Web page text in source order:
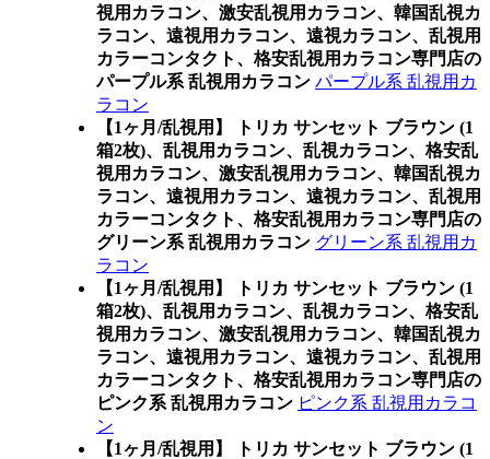
視用カラコン、激安乱視用カラコン、韓国乱視カ
ラコン、遠視用カラコン、遠視カラコン、乱視用
カラーコンタクト、格安乱視用カラコン専門店の
パープル系 乱視用カラコン パープル系 乱視用カ
ラコン
【1ヶ月/乱視用】 トリカ サンセット ブラウン (1
箱2枚)、乱視用カラコン、乱視カラコン、格安乱
視用カラコン、激安乱視用カラコン、韓国乱視カ
ラコン、遠視用カラコン、遠視カラコン、乱視用
カラーコンタクト、格安乱視用カラコン専門店の
グリーン系 乱視用カラコン グリーン系 乱視用カ
ラコン
【1ヶ月/乱視用】 トリカ サンセット ブラウン (1
箱2枚)、乱視用カラコン、乱視カラコン、格安乱
視用カラコン、激安乱視用カラコン、韓国乱視カ
ラコン、遠視用カラコン、遠視カラコン、乱視用
カラーコンタクト、格安乱視用カラコン専門店の
ピンク系 乱視用カラコン ピンク系 乱視用カラコ
ン
【1ヶ月/乱視用】 トリカ サンセット ブラウン (1